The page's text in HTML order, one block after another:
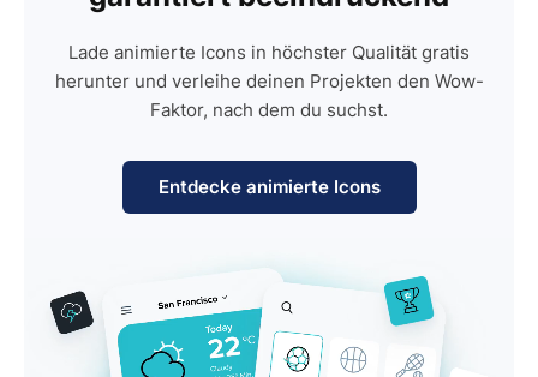
Lade animierte Icons in höchster Qualität gratis
herunter und verleihe deinen Projekten den Wow-
Faktor, nach dem du suchst.
Entdecke animierte Icons